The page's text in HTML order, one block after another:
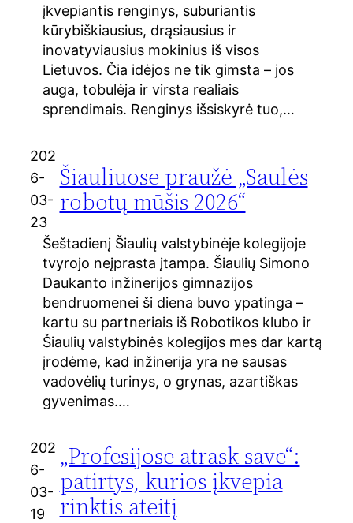
įkvepiantis renginys, suburiantis
kūrybiškiausius, drąsiausius ir
inovatyviausius mokinius iš visos
Lietuvos. Čia idėjos ne tik gimsta – jos
auga, tobulėja ir virsta realiais
sprendimais. Renginys išsiskyrė tuo,…
202
6-
03-
23
Šiauliuose praūžė „Saulės
robotų mūšis 2026“
Šeštadienį Šiaulių valstybinėje kolegijoje
tvyrojo neįprasta įtampa. Šiaulių Simono
Daukanto inžinerijos gimnazijos
bendruomenei ši diena buvo ypatinga –
kartu su partneriais iš Robotikos klubo ir
Šiaulių valstybinės kolegijos mes dar kartą
įrodėme, kad inžinerija yra ne sausas
vadovėlių turinys, o grynas, azartiškas
gyvenimas.…
202
6-
03-
19
„Profesijose atrask save“:
patirtys, kurios įkvepia
rinktis ateitį